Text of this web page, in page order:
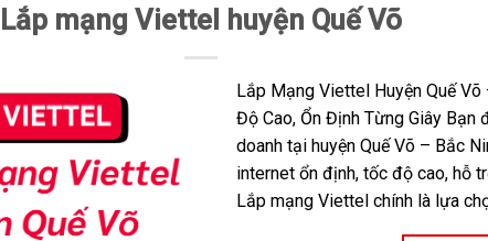
Lắp mạng Viettel huyện Quế Võ
Lắp Mạng Viettel Huyện Quế
Độ Cao, Ổn Định Từng Giây Bạn
doanh tại huyện Quế Võ – Bắc
internet ổn định, tốc độ cao, hỗ
Lắp mạng Viettel chính là lựa